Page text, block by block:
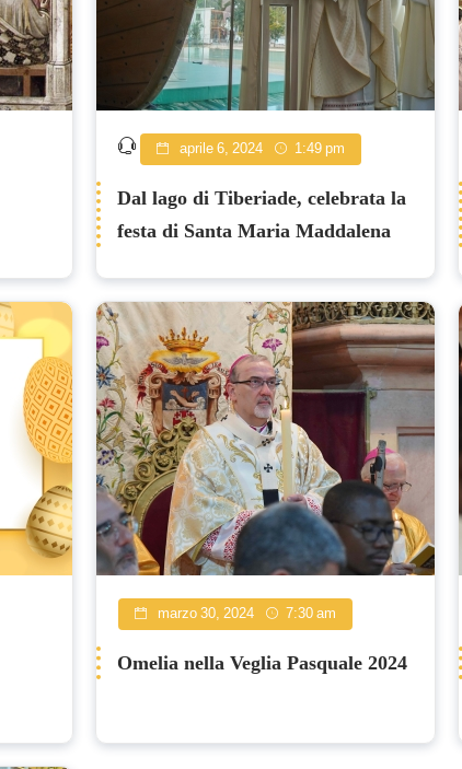
aprile 6, 2024 1:49 pm
Dal lago di Tiberiade, celebrata la
festa di Santa Maria Maddalena
marzo 30, 2024 7:30 am
Omelia nella Veglia Pasquale 2024